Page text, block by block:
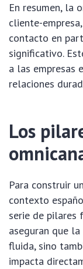
En resumen, la
cliente-
contacto en
significativo.
a las empresas
relaciones
Los
Para construir
contexto
serie de pilares
aseguran que
fluida, sino
impacta